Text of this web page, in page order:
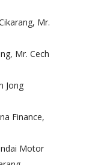
Mr.
Mr. Cech
Jong
Finance,
Motor